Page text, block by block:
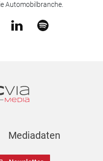
Automobilbranche.
Mediadaten